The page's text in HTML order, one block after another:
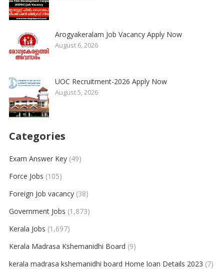
Arogyakeralam Job Vacancy Apply Now
August 6, 2026
UOC Recruitment-2026 Apply Now
August 5, 2026
Categories
Exam Answer Key(49)
Force Jobs (105)
Foreign Job vacancy(38)
Government Jobs (1,873)
Kerala Jobs (1,697)
Kerala Madrasa Kshemanidhi Board (9)
kerala madrasa kshemanidhi board Home loan Details 2023 (7)